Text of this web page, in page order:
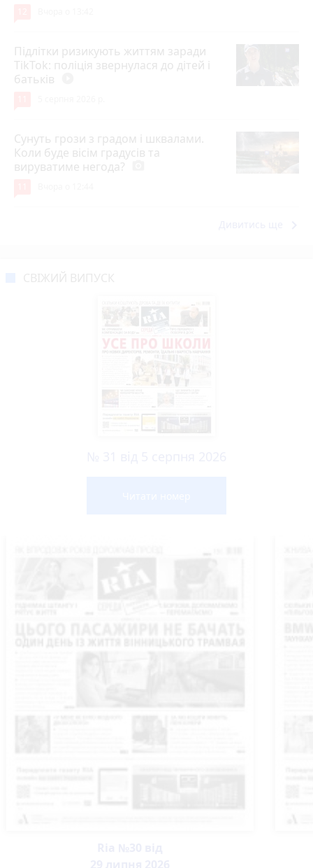
Підлітки ризикують життям заради
TikTok: поліція звернулася до дітей і
батьків
Сунуть грози з градом і шквалами.
Коли буде вісім градусів та
вируватиме негода?